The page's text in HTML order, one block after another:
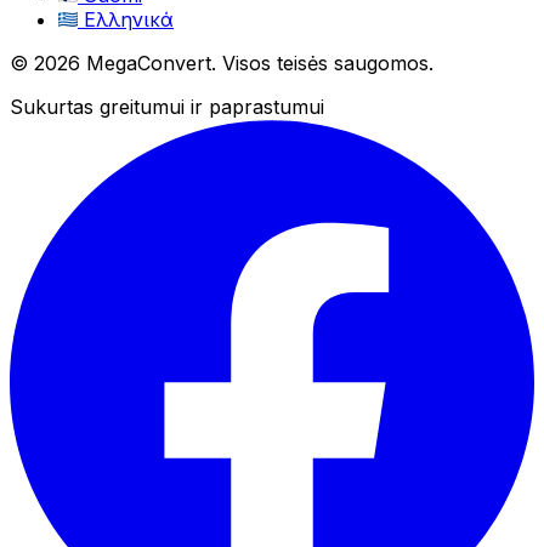
Ελληνικά
© 2026 MegaConvert. Visos teisės saugomos.
Sukurtas greitumui ir paprastumui